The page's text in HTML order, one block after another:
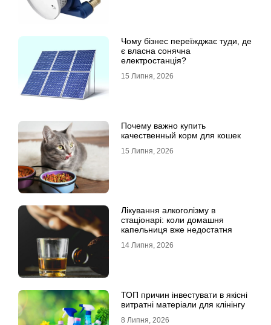
Чому бізнес переїжджає туди, де
є власна сонячна
електростанція?
15 Липня, 2026
Почему важно купить
качественный корм для кошек
15 Липня, 2026
Лікування алкоголізму в
стаціонарі: коли домашня
капельниця вже недостатня
14 Липня, 2026
ТОП причин інвестувати в якісні
витратні матеріали для клінінгу
8 Липня, 2026